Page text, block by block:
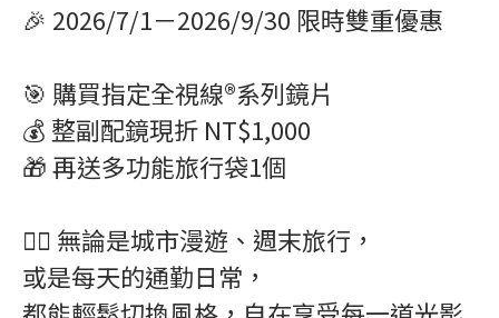
🎉 2026/7/1－2026/9/30 限時雙重優惠
🎯 購買指定全視線®系列鏡片
💰 整副配鏡現折 NT$1,000
🎁 再送多功能旅行袋1個
🚶‍♀️ 無論是城市漫遊、週末旅行，
或是每天的通勤日常，